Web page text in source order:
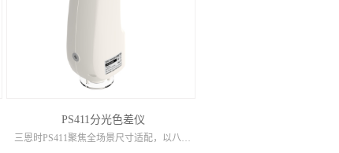
PS411分光色差仪
三恩时PS411聚焦全场景尺寸适配，以八口径豪华配置突破复杂样品测量限制，凭借高精度传感器与双光路系统，实现数据稳定输出，适合对样品尺寸兼容性要求高的纺织服装、油漆油墨等行业品质管控。一、性能优势（数...